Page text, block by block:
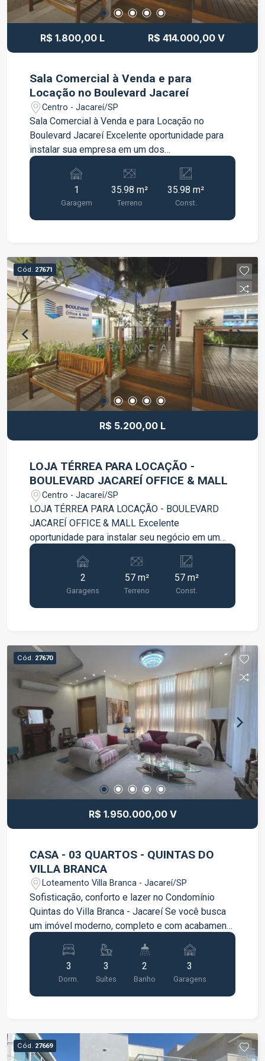
R$ 1.800,00 L R$ 414.000,00 V
Sala Comercial à Venda e para
Locação no Boulevard Jacareí
Centro - Jacareí/SP
Sala Comercial à Venda e para Locação no
Boulevard Jacareí Excelente oportunidade para
instalar sua empresa em um dos
empreendimentos comerciais mais valorizados
da cidade. A sala possui 35 m², com ambiente
amplo e versátil, ideal para escritórios,
consultórios ou diversos tipos de atividades
profissionais. O imóvel conta com: 35 m² de área
acesso e excelente infraestrutura. Ideal para
quem busca praticidade, conforto e um endereço
de destaque para o seu negócio. Entre em
contato para mais informações e agende uma
visita.
1
Garagem
35.98 m²
Terreno
35.98 m²
Const.
Cód. 27671
R$ 5.200,00 L
LOJA TÉRREA PARA LOCAÇÃO -
BOULEVARD JACAREÍ OFFICE & MALL
Centro - Jacareí/SP
LOJA TÉRREA PARA LOCAÇÃO - BOULEVARD
JACAREÍ OFFICE & MALL Excelente
oportunidade para instalar seu negócio em um
dos empreendimentos comerciais mais
modernos de Jacareí. Loja térrea com 57 m² de
área privativa. Possui 2 vagas de garagem
privativas. Excelente visibilidade e fácil acesso.
Ideal para comércio, serviços, clínicas,
Jacareí. Complexo que reúne torre comercial, mall
e Hotel Ibis. Alto fluxo de pessoas.
Estacionamento rotativo para clientes. Segurança,
portaria e infraestrutura moderna. Agende uma
visita e conheça esta excelente oportunidade
para o seu negócio.
2
Garagens
57 m²
Terreno
57 m²
Const.
Cód. 27670
R$ 1.950.000,00 V
CASA - 03 QUARTOS - QUINTAS DO
VILLA BRANCA
Loteamento Villa Branca - Jacareí/SP
Sofisticação, conforto e lazer no Condomínio
Quintas do Villa Branca - Jacareí Se você busca
um imóvel moderno, completo e com acabamento
de alto padrão, esta casa é a escolha perfeita.
Localizada em um dos condomínios mais
desejados de Jacareí, ela oferece ambientes
amplos, planejados e pensados para
proporcionar conforto e qualidade de vida para
cozinha totalmente mobiliada conta com armários
planejados e excelente funcionalidade, enquanto
3
Dorm.
3
Suítes
2
Banho
3
Garagens
Cód. 27669